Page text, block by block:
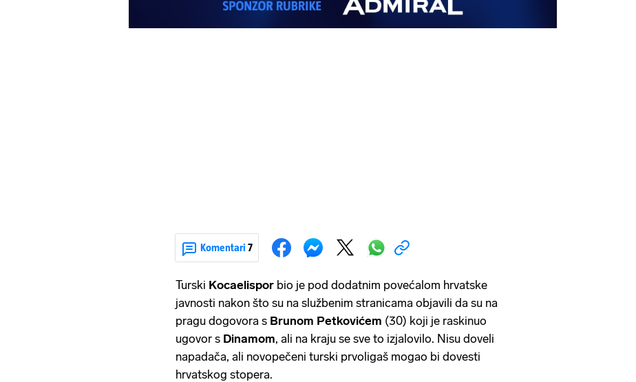
Komentari 7
Turski Kocaelispor bio je pod dodatnim povećalom hrvatske
javnosti nakon što su na službenim stranicama objavili da su na
pragu dogovora s Brunom Petkovićem (30) koji je raskinuo
ugovor s Dinamom, ali na kraju se sve to izjalovilo. Nisu doveli
napadača, ali novopečeni turski prvoligaš mogao bi dovesti
hrvatskog stopera.